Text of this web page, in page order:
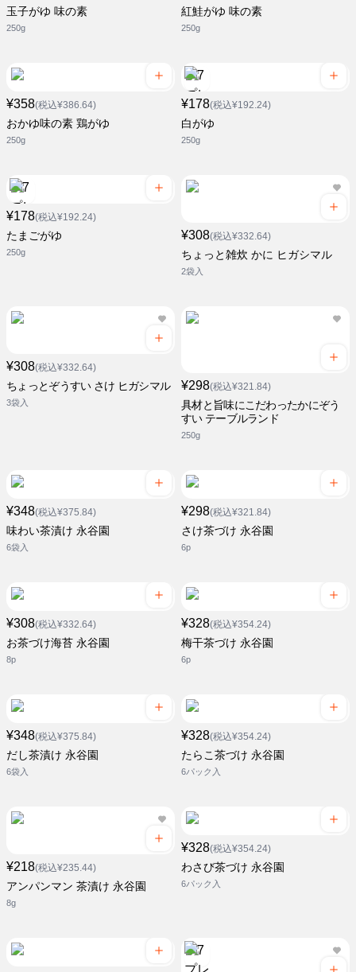
玉子がゆ 味の素
250g
紅鮭がゆ 味の素
250g
¥358(税込¥386.64)
おかゆ味の素 鶏がゆ
250g
¥178(税込¥192.24)
白がゆ
250g
¥178(税込¥192.24)
たまごがゆ
250g
¥308(税込¥332.64)
ちょっと雑炊 かに ヒガシマル
2袋入
¥308(税込¥332.64)
ちょっとぞうすい さけ ヒガシマル
3袋入
¥298(税込¥321.84)
具材と旨味にこだわったかにぞう
すい テーブルランド
250g
¥348(税込¥375.84)
味わい茶漬け 永谷園
6袋入
¥298(税込¥321.84)
さけ茶づけ 永谷園
6p
¥308(税込¥332.64)
お茶づけ海苔 永谷園
8p
¥328(税込¥354.24)
梅干茶づけ 永谷園
6p
¥348(税込¥375.84)
だし茶漬け 永谷園
6袋入
¥328(税込¥354.24)
たらこ茶づけ 永谷園
6パック入
¥218(税込¥235.44)
アンパンマン 茶漬け 永谷園
8g
¥328(税込¥354.24)
わさび茶づけ 永谷園
6パック入